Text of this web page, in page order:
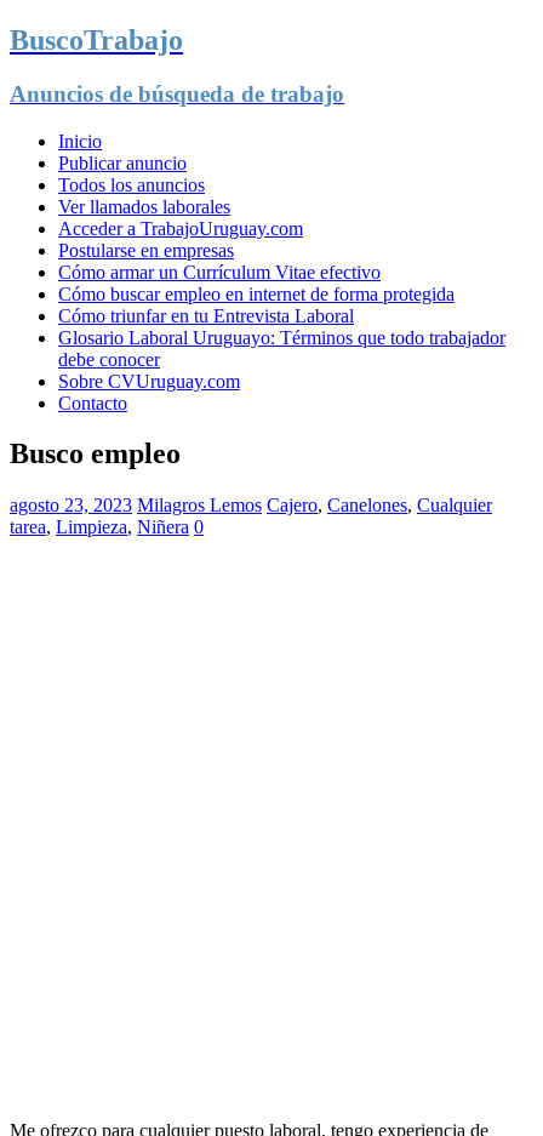
BuscoTrabajo
Anuncios de búsqueda de trabajo
Inicio
Publicar anuncio
Todos los anuncios
Ver llamados laborales
Acceder a TrabajoUruguay.com
Postularse en empresas
Cómo armar un Currículum Vitae efectivo
Cómo buscar empleo en internet de forma protegida
Cómo triunfar en tu Entrevista Laboral
Glosario Laboral Uruguayo: Términos que todo trabajador
debe conocer
Sobre CVUruguay.com
Contacto
Busco empleo
agosto 23, 2023 Milagros Lemos Cajero, Canelones, Cualquier
tarea, Limpieza, Niñera 0
Me ofrezco para cualquier puesto laboral, tengo experiencia de